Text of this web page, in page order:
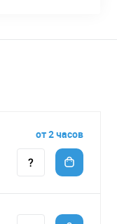
от 2 часов